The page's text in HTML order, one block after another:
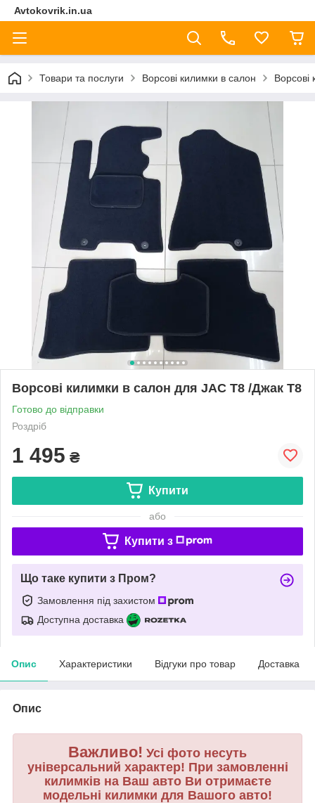
Avtokovrik.in.ua
Товари та послуги Ворсові килимки в салон Ворсові
Ворсові килимки в салон для JAC T8 /Джак T8
Готово до відправки
Роздріб
1 495 ₴
Купити
або
Купити з
Що таке купити з Пром?
Замовлення під захистом
Доступна доставка
Опис Характеристики Відгуки про товар Доставка
Опис
Важливо! Усі фото несуть
універсальний характер! При замовленні
килимків на Ваш авто Ви отримаєте
модельні килимки для Вашого авто!